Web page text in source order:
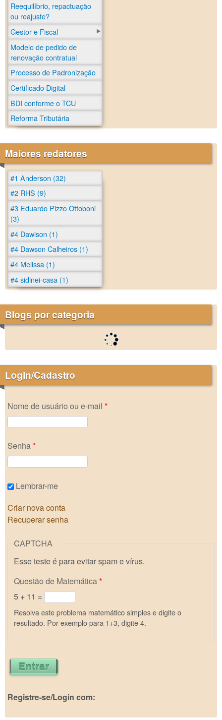
Reequilíbrio, repactuação
ou reajuste?
Gestor e Fiscal
Modelo de pedido de
renovação contratual
Processo de Padronização
Certificado Digital
BDI conforme o TCU
Reforma Tributária
Maiores redatores
#1 Anderson (32)
#2 RHS (9)
#3 Eduardo Pizzo Ottoboni
(3)
#4 Dawison (1)
#4 Dawson Calheiros (1)
#4 Melissa (1)
#4 sidinei-casa (1)
Blogs por categoria
Login/Cadastro
Nome de usuário ou e-mail *
Senha*
Lembrar-me
Criar nova conta
Recuperar senha
CAPTCHA
Esse teste é para evitar spam e vírus.
Questão de Matemática*
5 + 11 =
Resolva este problema matemático simples e digite o
resultado. Por exemplo para 1+3, digite 4.
Registre-se/Login com: